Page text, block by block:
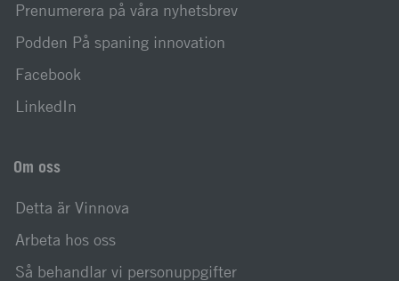
Prenumerera på våra nyhetsbrev
Podden På spaning innovation
Facebook
LinkedIn
Om oss
Detta är Vinnova
Arbeta hos oss
Så behandlar vi personuppgifter